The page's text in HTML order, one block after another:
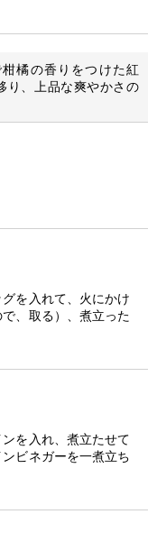
橘の香りをつけた紅
り、上品な爽やかさの
を入れて、火にかけ
、取る）、煮立った
を入れ、煮立たせて
ビネガーを一煮立ち